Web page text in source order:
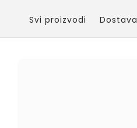
content
Svi proizvodi Dostava